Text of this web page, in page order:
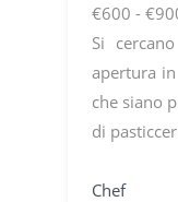
€600 -
Si
apertura
che siano
di
Chef